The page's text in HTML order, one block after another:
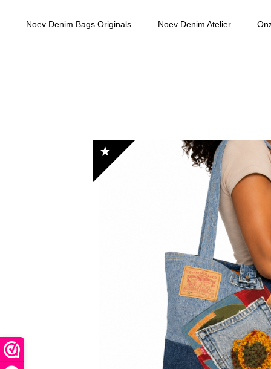
Noev Denim Bags Originals Noev Denim Atelier